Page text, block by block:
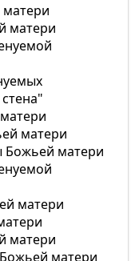
матери
матери
Божьей матери
матери
матери
матери